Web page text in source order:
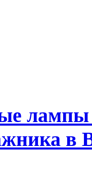
лампы
в